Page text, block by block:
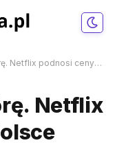
podnosi ceny w Polsce
Netflix